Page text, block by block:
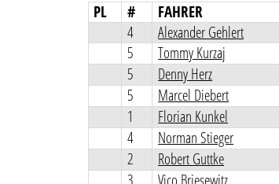
PL # FAHRER
4
Alexander Gehlert
5
Tommy Kurzaj
5
Denny Herz
5
Marcel Diebert
1
Florian Kunkel
4
Norman Stieger
2
Robert Guttke
3
Vico Briesewitz